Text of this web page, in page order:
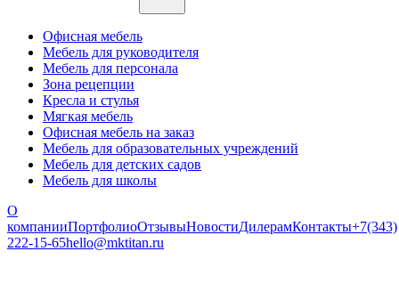
Офисная мебель
Мебель для руководителя
Мебель для персонала
Зона рецепции
Кресла и стулья
Мягкая мебель
Офисная мебель на заказ
Мебель для образовательных учреждений
Мебель для детских садов
Мебель для школы
О
компанииПортфолиоОтзывыНовостиДилерамКонтакты+7(343)
222-15-65hello@mktitan.ru